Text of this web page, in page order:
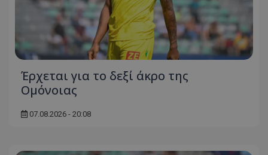
Έρχεται για το δεξί άκρο της
Ομόνοιας
07.08.2026 - 20:08